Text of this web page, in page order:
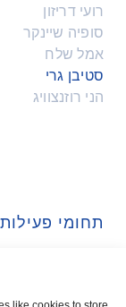
תחומי פעילות
רועי דריזון
סופיה שיינקר
אמל שלח
סטיבן גרי
הני רוזנצוויג